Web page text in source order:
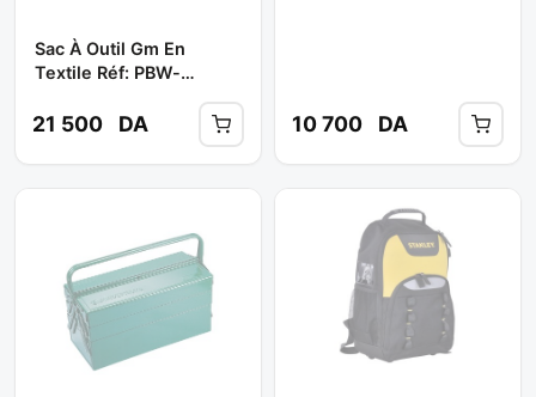
Sac À Outil Gm En
Textile Réf: PBW-
21 500 DA 10 700 DA